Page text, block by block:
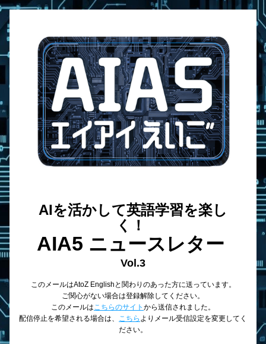
AIを活かして英語学習を楽し
く！
AIA5 ニュースレター
Vol.3
このメールはAtoZ Englishと関わりのあった方に送っています。
ご関心がない場合は登録解除してください。
このメールはこちらのサイト から送信されました。
配信停止を希望される場合は、 こちら よりメール受信設定を変更してく
ださい。